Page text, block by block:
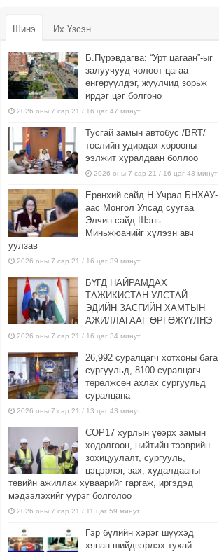
Шинэ Их Үзсэн
Б.Пүрэвдагва: “Урт цагаан”-ыг
залуучууд чөлөөт цагаа
өнгөрүүлдэг, жуулчид зорьж
ирдэг цэг болгоно
2026 оны 7 сар 21 / 16 цаг 47 минут
Тусгай замын автобус /BRT/
төслийн удирдах хорооны
ээлжит хуралдаан боллоо
2026 оны 7 сар 21 / 16 цаг 43 минут
Ерөнхий сайд Н.Учрал БНХАУ-
аас Монгол Улсад суугаа
Элчин сайд Шэнь
Миньжюанийг хүлээн авч
уулзав
2026 оны 7 сар 21 / 16 цаг 39 минут
БҮГД НАЙРАМДАХ
ТАЖИКИСТАН УЛСТАЙ
ЭДИЙН ЗАСГИЙН ХАМТЫН
АЖИЛЛАГААГ ӨРГӨЖҮҮЛНЭ
2026 оны 7 сар 21 / 16 цаг 34 минут
26,992 суралцагч хотхоны бага
сургуульд, 8100 суралцагч
төрөлжсөн ахлах сургуульд
суралцана
2026 оны 7 сар 21 / 13 цаг 43 минут
COP17 хурлын үеэрх замын
хөдөлгөөн, нийтийн тээврийн
зохицуулалт, сургууль,
цэцэрлэг, зах, худалдааны
төвийн ажиллах хуваарийг гаргаж, иргэдэд
мэдээлэхийг үүрэг болголоо
2026 оны 7 сар 21 / 11 цаг 59 минут
Гэр бүлийн хэрэг шүүхэд
хянан шийдвэрлэх тухай